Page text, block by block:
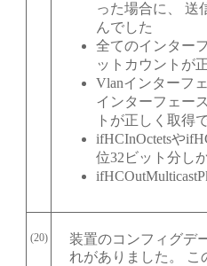
った場合に、 送
んでした
全てのインター
ットカウントが
Vlanインターフ
インターフェー
トが正しく取得
ifHCInOctetsや
位32ビット分し
(20)
装置のコンフィグデ
れがありました。